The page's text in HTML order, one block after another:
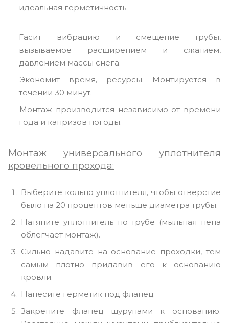
идеальная герметичность.
Гасит вибрацию и смещение трубы,
вызываемое расширением и сжатием,
давлением массы снега.
Экономит время, ресурсы. Монтируется в
течении 30 минут.
Монтаж производится независимо от времени
года и капризов погоды.
Монтаж универсального уплотнителя
кровельного прохода:
Выберите кольцо уплотнителя, чтобы отверстие
было на 20 процентов меньше диаметра трубы.
Натяните уплотнитель по трубе (мыльная пена
облегчает монтаж).
Сильно надавите на основание проходки, тем
самым плотно придавив его к основанию
кровли.
Нанесите герметик под фланец.
Закрепите фланец шурупами к основанию.